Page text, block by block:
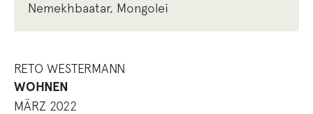
Nemekhbaatar, Mongolei
RETO WESTERMANN
WOHNEN
MÄRZ 2022